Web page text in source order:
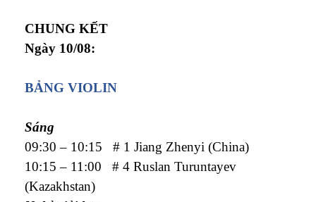
CHUNG KẾT
Ngày 10/08:
BẢNG VIOLIN
Sáng
09:30 – 10:15 # 1 Jiang Zhenyi (China)
10:15 – 11:00 # 4 Ruslan Turuntayev
(Kazakhstan)